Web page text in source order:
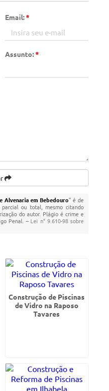
Email:*
Assunto:*
Alvenaria em Bebedouro" é de
ou total, mesmo citando
do autor. Plágio é crime e
Penal. – Lei n° 9.610-98 sobre
Construção de Piscinas
de Vidro na Raposo
Tavares